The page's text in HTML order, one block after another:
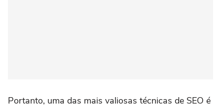
Portanto, uma das mais valiosas técnicas de SEO é